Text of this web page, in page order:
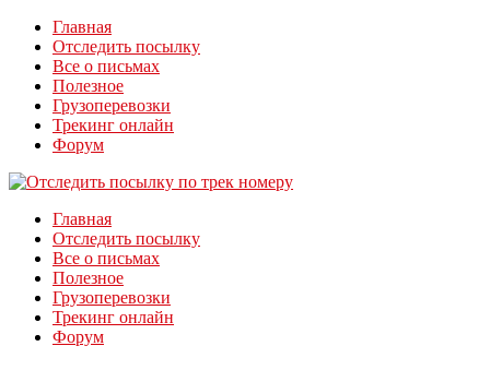
Главная
Отследить посылку
Все о письмах
Полезное
Грузоперевозки
Трекинг онлайн
Форум
Главная
Отследить посылку
Все о письмах
Полезное
Грузоперевозки
Трекинг онлайн
Форум